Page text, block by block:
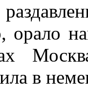
орало
в